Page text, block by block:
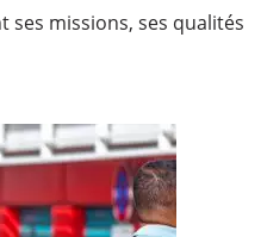
ses missions, ses qualités